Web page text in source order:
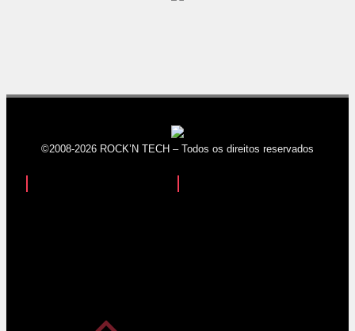
©2008-2026 ROCK’N TECH – Todos os direitos reservados